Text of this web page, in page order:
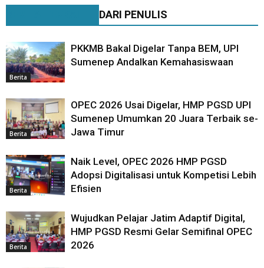
DARI PENULIS
Berita
PKKMB Bakal Digelar Tanpa BEM, UPI
Sumenep Andalkan Kemahasiswaan
Berita
OPEC 2026 Usai Digelar, HMP PGSD UPI
Sumenep Umumkan 20 Juara Terbaik se-
Jawa Timur
Berita
Naik Level, OPEC 2026 HMP PGSD
Adopsi Digitalisasi untuk Kompetisi Lebih
Efisien
Berita
Wujudkan Pelajar Jatim Adaptif Digital,
HMP PGSD Resmi Gelar Semifinal OPEC
2026